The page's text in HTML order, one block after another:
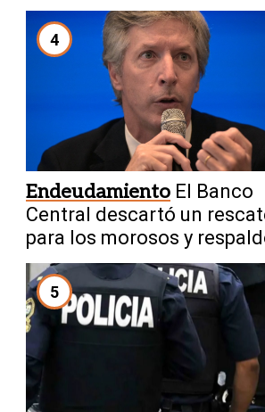
4
Endeudamiento El Banco
Central descartó un
para los morosos y
Caputo
5